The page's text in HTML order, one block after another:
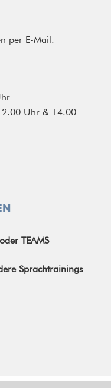
per E-Mail.
Uhr & 14.00 -
TEAMS
Sprachtrainings